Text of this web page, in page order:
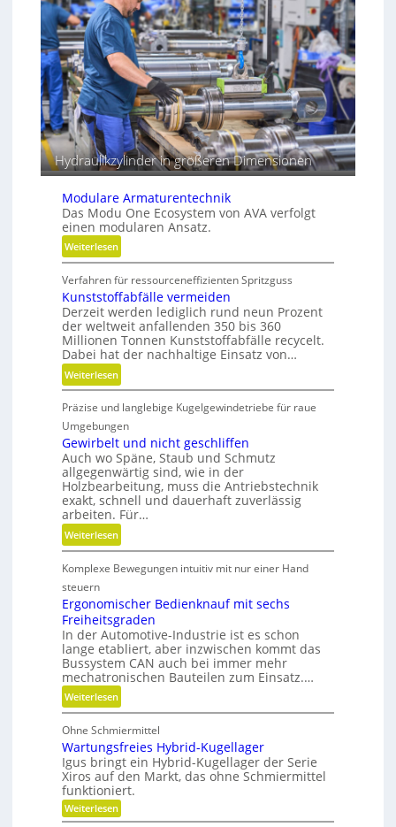
z
e
s
s
e
t
r
e
i
b
e
r
Hydraulikzylinder in größeren Dimensionen
Modulare Armaturentechnik
Das Modu One Ecosystem von AVA verfolgt
einen modularen Ansatz.
Weiterlesen:
M
o
d
u
l
r
e
r
m
a
t
u
r
e
n
t
e
h
n
i
k
Verfahren für ressourceneffizienten Spritzguss
Kunststoffabfälle vermeiden
Derzeit werden lediglich rund neun Prozent
der weltweit anfallenden 350 bis 360
Millionen Tonnen Kunststoffabfälle recycelt.
Dabei hat der nachhaltige Einsatz von…
Weiterlesen:
K
u
n
s
t
s
t
o
f
f
b
ä
l
l
e
v
e
r
m
e
i
d
e
n
Präzise und langlebige Kugelgewindetriebe für raue
Umgebungen
Gewirbelt und nicht geschliffen
Auch wo Späne, Staub und Schmutz
allgegenwärtig sind, wie in der
Holzbearbeitung, muss die Antriebstechnik
exakt, schnell und dauerhaft zuverlässig
arbeiten. Für…
Weiterlesen:
G
e
i
r
b
e
l
t
u
d
n
i
c
h
t
Komplexe Bewegungen intuitiv mit nur einer Hand
steuern
Ergonomischer Bedienknauf mit sechs
Freiheitsgraden
In der Automotive-Industrie ist es schon
lange etabliert, aber inzwischen kommt das
Bussystem CAN auch bei immer mehr
mechatronischen Bauteilen zum Einsatz.…
Weiterlesen:
E
r
g
o
n
o
m
Ohne Schmiermittel
Wartungsfreies Hybrid-Kugellager
Igus bringt ein Hybrid-Kugellager der Serie
Xiros auf den Markt, das ohne Schmiermittel
funktioniert.
Weiterlesen:
W